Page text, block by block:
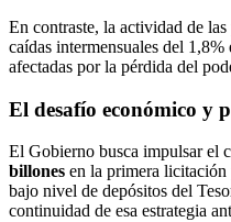
En contraste, la actividad de las
caídas intermensuales del
afectadas por la pérdida del
El desafío económico y
El Gobierno busca impulsar el
billones en la primera licitación
bajo nivel de depósitos del
continuidad de esa estrategia